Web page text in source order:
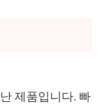
제품입니다. 빠